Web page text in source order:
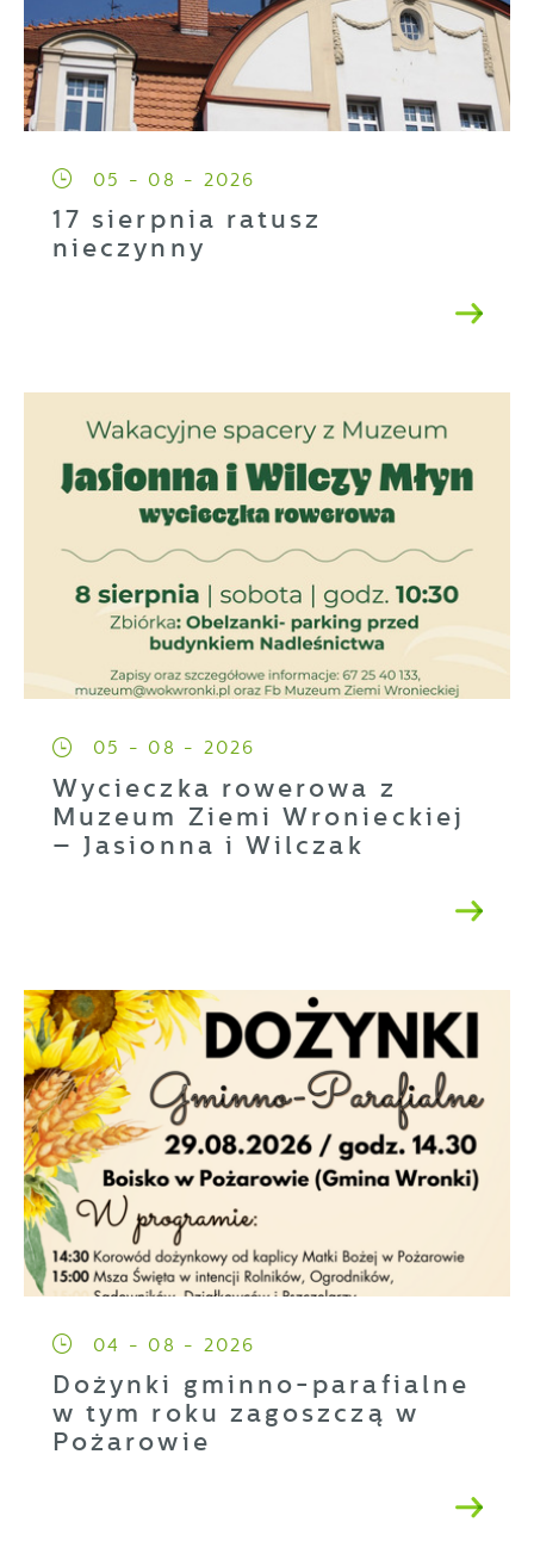
05 - 08 - 2026
17 sierpnia ratusz
nieczynny
05 - 08 - 2026
Wycieczka rowerowa z
Muzeum Ziemi Wronieckiej
– Jasionna i Wilczak
04 - 08 - 2026
Dożynki gminno-parafialne
w tym roku zagoszczą w
Pożarowie